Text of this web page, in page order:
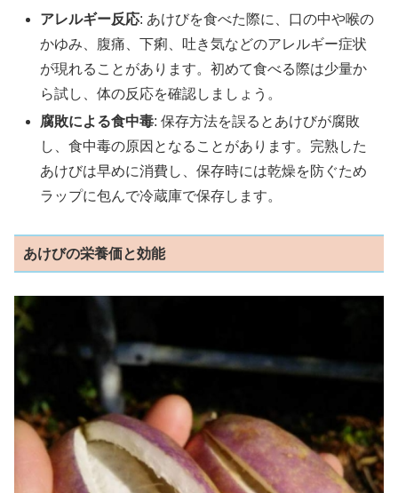
アレルギー反応: あけびを食べた際に、口の中や喉の
かゆみ、腹痛、下痢、吐き気などのアレルギー症状
が現れることがあります。初めて食べる際は少量か
ら試し、体の反応を確認しましょう。
腐敗による食中毒: 保存方法を誤るとあけびが腐敗
し、食中毒の原因となることがあります。完熟した
あけびは早めに消費し、保存時には乾燥を防ぐため
ラップに包んで冷蔵庫で保存します。
あけびの栄養価と効能